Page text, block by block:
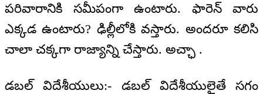
పరివారానికి సమీపంగా ఉంటారు. ఫారెన్ వారు
ఎక్కడ ఉంటారు? ఢిల్లీలోకి వస్తారు. అందరూ కలిసి
చాలా చక్కగా రాజ్యాన్ని చేస్తారు. అచ్ఛా .
డబల్ విదేశీయులు:- డబల్ విదేశీయులైతే సగం